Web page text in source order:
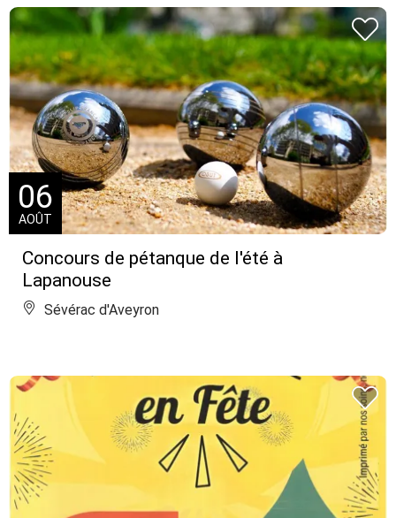
Concours de pétanque de l'été à
Lapanouse
06
AOÛT
Sévérac d'Aveyron